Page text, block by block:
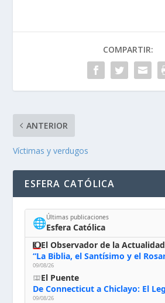
COMPARTIR:
ANTERIOR
Víctimas y verdugos
ESFERA CATÓLICA
🌐Últimas publicaciones
Esfera Católica
El Observador de la Actualidad
09/08/26
El Puente
09/08/26